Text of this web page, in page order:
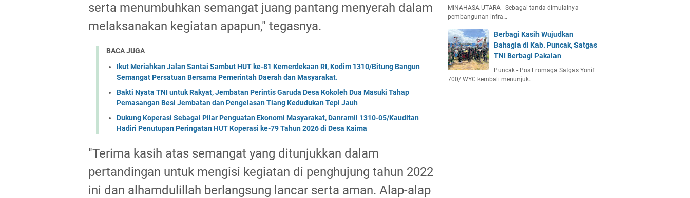
serta menumbuhkan semangat juang pantang menyerah dalam
melaksanakan kegiatan apapun," tegasnya.
BACA JUGA
Ikut Meriahkan Jalan Santai Sambut HUT ke-81 Kemerdekaan RI, Kodim 1310/Bitung Bangun
Semangat Persatuan Bersama Pemerintah Daerah dan Masyarakat.
Bakti Nyata TNI untuk Rakyat, Jembatan Perintis Garuda Desa Kokoleh Dua Masuki Tahap
Pemasangan Besi Jembatan dan Pengelasan Tiang Kedudukan Tepi Jauh
Dukung Koperasi Sebagai Pilar Penguatan Ekonomi Masyarakat, Danramil 1310-05/Kauditan
Hadiri Penutupan Peringatan HUT Koperasi ke-79 Tahun 2026 di Desa Kaima
"Terima kasih atas semangat yang ditunjukkan dalam
pertandingan untuk mengisi kegiatan di penghujung tahun 2022
ini dan alhamdulillah berlangsung lancar serta aman. Alap-alap
MINAHASA UTARA - Sebagai tanda dimulainya
pembangunan infra…
Berbagi Kasih Wujudkan
Bahagia di Kab. Puncak, Satgas
TNI Berbagi Pakaian
Puncak - Pos Eromaga Satgas Yonif
700/ WYC kembali menunjuk…